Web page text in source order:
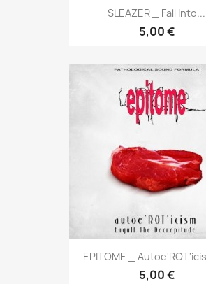
SLEAZER _ Fall Into...
5,00 €
EPITOME _
5,00 €